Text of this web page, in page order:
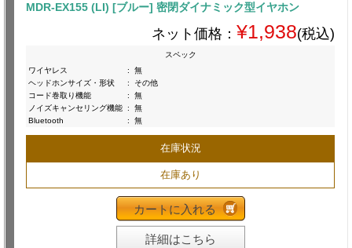
MDR-EX155 (LI) [ブルー] 密閉ダイナミック型イヤホン
ネット価格： ¥1,938(税込)
スペック
ワイヤレス
:
無
ヘッドホンサイズ・形状
:
その他
コード巻取り機能
:
無
ノイズキャンセリング機能 :
無
Bluetooth
: 無
在庫状況
在庫あり
カートに入れる
詳細はこちら